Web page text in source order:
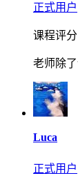
正式用户
课程评分
老师除
Luca
正式用户